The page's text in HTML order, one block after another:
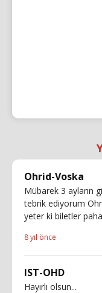
Ohrid-Voska
Mübarek 3 ayların
tebrik ediyorum
yeter ki biletler
8 yıl önce
IST-OHD
Hayırlı olsun...